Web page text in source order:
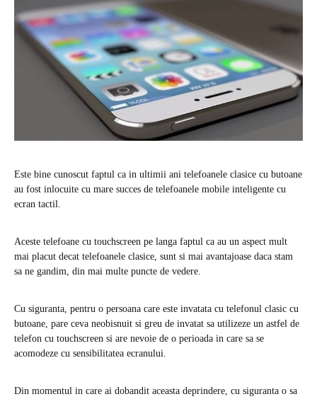
Este bine cunoscut faptul ca in ultimii ani telefoanele clasice cu butoane
au fost inlocuite cu mare succes de telefoanele mobile inteligente cu
ecran tactil.
Aceste telefoane cu touchscreen pe langa faptul ca au un aspect mult
mai placut decat telefoanele clasice, sunt si mai avantajoase daca stam
sa ne gandim, din mai multe puncte de vedere.
Cu siguranta, pentru o persoana care este invatata cu telefonul clasic cu
butoane, pare ceva neobisnuit si greu de invatat sa utilizeze un astfel de
telefon cu touchscreen si are nevoie de o perioada in care sa se
acomodeze cu sensibilitatea ecranului.
Din momentul in care ai dobandit aceasta deprindere, cu siguranta o sa